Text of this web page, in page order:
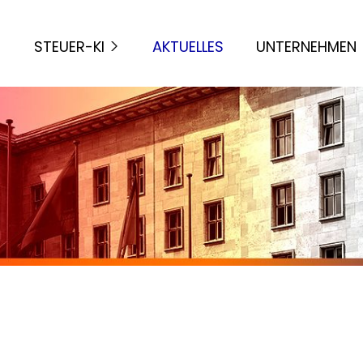
STEUER-KI AKTUELLES UNTERNEHMEN